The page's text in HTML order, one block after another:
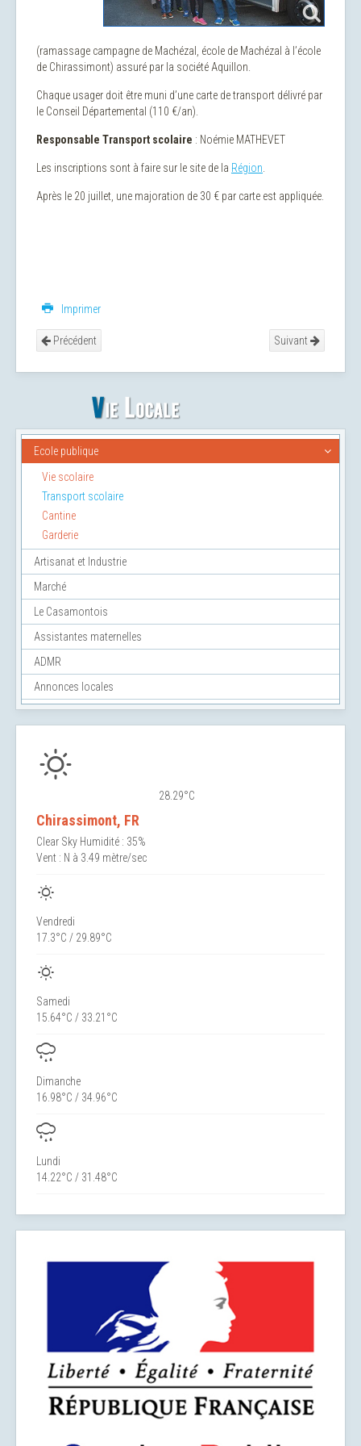
(ramassage campagne de Machézal, école de Machézal à l’école
de Chirassimont) assuré par la société Aquillon.
Chaque usager doit être muni d’une carte de transport délivré par
le Conseil Départemental (110 €/an).
Responsable Transport scolaire : Noémie MATHEVET
Les inscriptions sont à faire sur le site de la Région.
Après le 20 juillet, une majoration de 30 € par carte est appliquée.
Imprimer
Précédent Suivant
Ecole publique
Vie scolaire
Transport scolaire
Cantine
Garderie
Artisanat et Industrie
Marché
Le Casamontois
Assistantes maternelles
ADMR
Annonces locales
28.29°C
Chirassimont, FR
Clear Sky Humidité : 35%
Vent : N à 3.49 mètre/sec
Vendredi
17.3°C / 29.89°C
Samedi
15.64°C / 33.21°C
Dimanche
16.98°C / 34.96°C
Lundi
14.22°C / 31.48°C